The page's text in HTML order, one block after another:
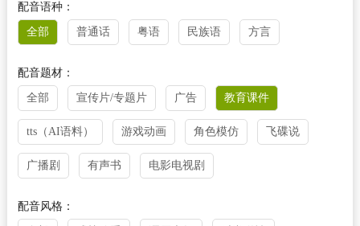
配音语种：
全部 普通话 粤语 民族语 方言
配音题材：
全部 宣传片/专题片 广告 教育课件
tts（AI语料） 游戏动画 角色模仿 飞碟说
广播剧 有声书 电影电视剧
配音风格：